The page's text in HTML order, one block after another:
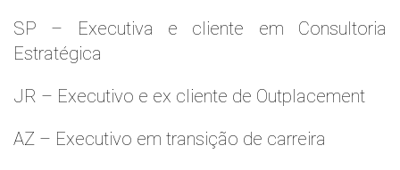
SP – Executiva e cliente em Consultoria
Estratégica
JR – Executivo e ex cliente de Outplacement
AZ – Executivo em transição de carreira